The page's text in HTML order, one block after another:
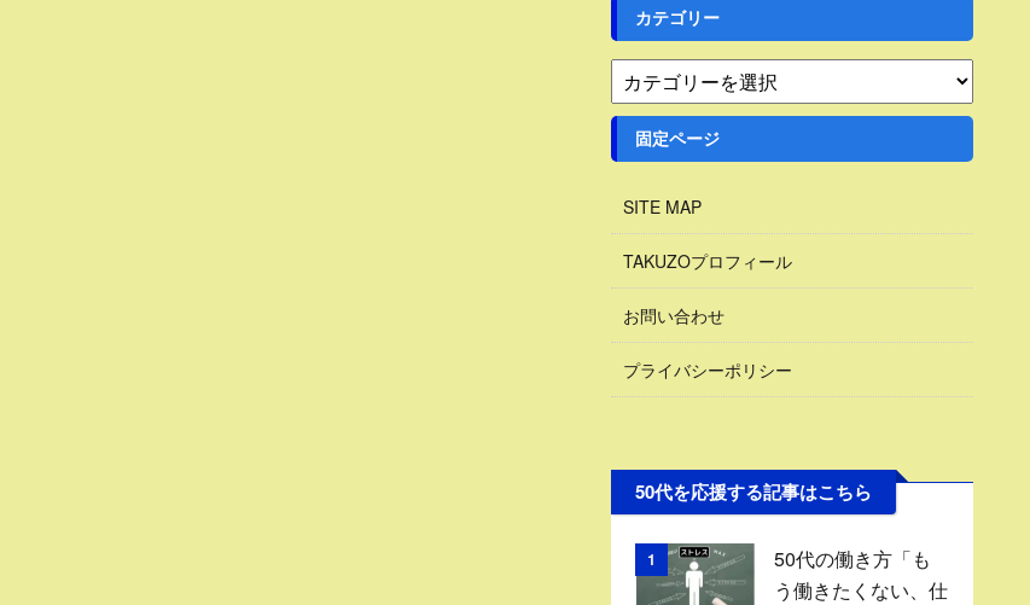
カテゴリー
固定ページ
SITE MAP
TAKUZOプロフィール
お問い合わせ
プライバシーポリシー
50代を応援する記事はこちら
1
50代の働き方「も
う働きたくない、仕